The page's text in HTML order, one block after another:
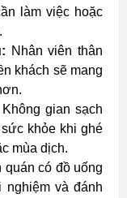
làm việc hoặc
Nhân viên thân
khách sẽ mang
Không gian sạch
khỏe khi ghé
mùa dịch.
quán có đồ uống
và đánh